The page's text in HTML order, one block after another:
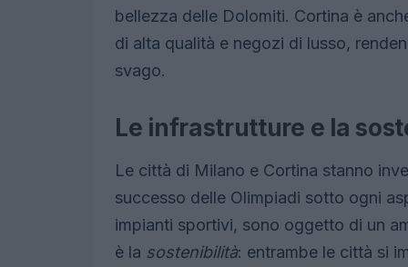
bellezza delle Dolomiti. Cortina è
di alta qualità e negozi di lusso,
svago.
Le infrastrutture e la
Le città di Milano e Cortina stanno
successo delle Olimpiadi sotto ogni
impianti sportivi, sono oggetto di un
è la sostenibilità: entrambe le città si